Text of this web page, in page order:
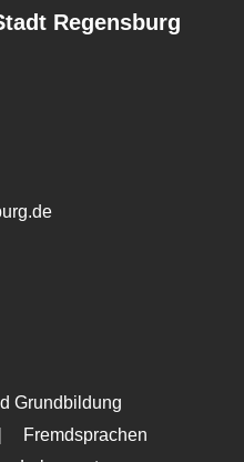
Regensburg
Grundbildung
Fremdsprachen